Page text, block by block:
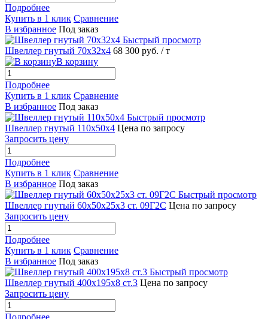
Подробнее
Купить в 1 клик Сравнение
В избранное Под заказ
Быстрый просмотр
Швеллер гнутый 70х32х4 68 300 руб. / т
В корзину
Подробнее
Купить в 1 клик Сравнение
В избранное Под заказ
Быстрый просмотр
Швеллер гнутый 110х50х4 Цена по запросу
Запросить цену
Подробнее
Купить в 1 клик Сравнение
В избранное Под заказ
Быстрый просмотр
Швеллер гнутый 60х50х25х3 ст. 09Г2С Цена по запросу
Запросить цену
Подробнее
Купить в 1 клик Сравнение
В избранное Под заказ
Быстрый просмотр
Швеллер гнутый 400х195х8 ст.3 Цена по запросу
Запросить цену
Подробнее